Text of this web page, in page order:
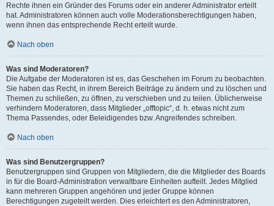
Rechte ihnen ein Gründer des Forums oder ein anderer Administrator erteilt
hat. Administratoren können auch volle Moderationsberechtigungen haben,
wenn ihnen das entsprechende Recht erteilt wurde.
Nach oben
Was sind Moderatoren?
Die Aufgabe der Moderatoren ist es, das Geschehen im Forum zu beobachten.
Sie haben das Recht, in ihrem Bereich Beiträge zu ändern und zu löschen und
Themen zu schließen, zu öffnen, zu verschieben und zu teilen. Üblicherweise
verhindern Moderatoren, dass Mitglieder „offtopic“, d. h. etwas nicht zum
Thema Passendes, oder Beleidigendes bzw. Angreifendes schreiben.
Nach oben
Was sind Benutzergruppen?
Benutzergruppen sind Gruppen von Mitgliedern, die die Mitglieder des Boards
in für die Board-Administration verwaltbare Einheiten aufteilt. Jedes Mitglied
kann mehreren Gruppen angehören und jeder Gruppe können
Berechtigungen zugeteilt werden. Dies erleichtert es den Administratoren,